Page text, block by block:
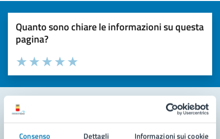
Consenso Dettagli Informazioni sui cookie
Quanto sono chiare le informazioni su questa
pagina?
Valuta la chiarezza delle informazioni (da 1 a 5 stelle)
Seleziona il numero di stelle per valutare la chiarezza delle
Valuta 5 stelle su 5
Valuta 4 stelle su 5
Valuta 3 stelle su 5
Valuta 2 stelle su 5
Valuta 1 stelle su 5